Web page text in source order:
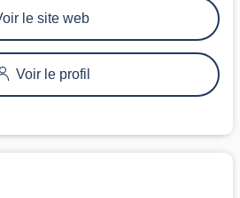
le site web
Voir le profil